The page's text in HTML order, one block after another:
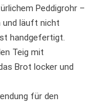
Peddigrohr –
und läuft nicht
handgefertigt.
Teig mit
Brot locker und
für den